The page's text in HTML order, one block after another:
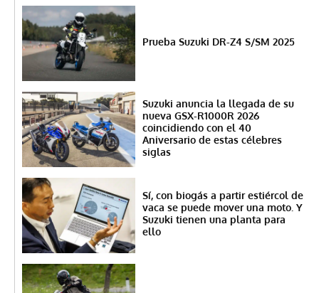
Prueba Suzuki DR-Z4 S/SM 2025
Suzuki anuncia la llegada de su
nueva GSX-R1000R 2026
coincidiendo con el 40
Aniversario de estas célebres
siglas
Sí, con biogás a partir estiércol de
vaca se puede mover una moto. Y
Suzuki tienen una planta para
ello